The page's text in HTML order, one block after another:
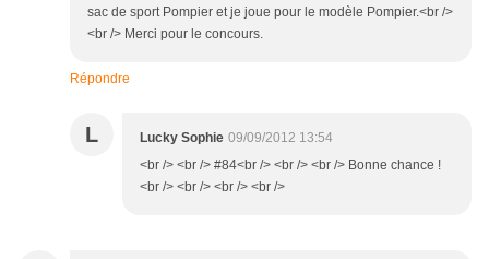
sac de sport Pompier et je joue pour le modèle Pompier.<br />
<br /> Merci pour le concours.
Répondre
L Lucky Sophie 09/09/2012 13:54
<br /> <br /> #84<br /> <br /> <br /> Bonne chance !
<br /> <br /> <br /> <br />